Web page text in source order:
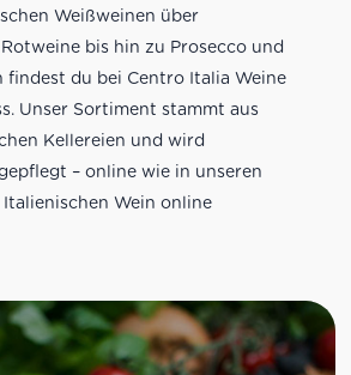
Weißweinen über
bis hin zu Prosecco und
findest du bei Centro Italia Weine
Unser Sortiment stammt aus
Kellereien und wird
– online wie in unseren
Wein online